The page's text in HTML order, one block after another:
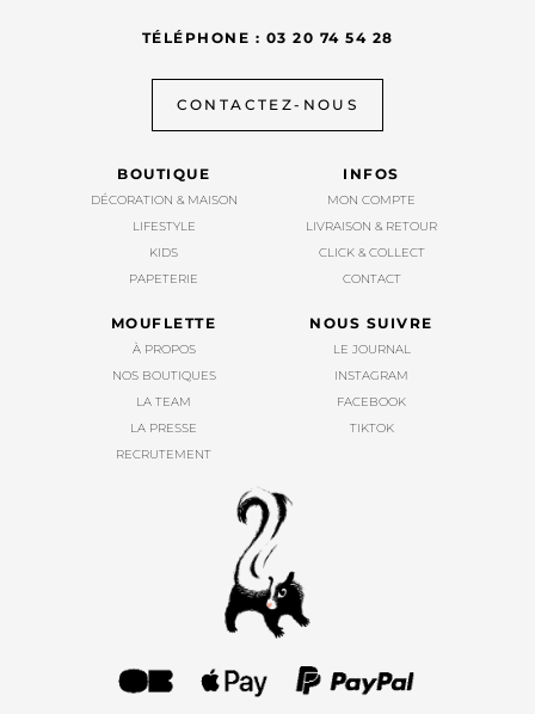
TÉLÉPHONE : 03 20 74 54 28
CONTACTEZ-NOUS
BOUTIQUE
DÉCORATION & MAISON
LIFESTYLE
KIDS
PAPETERIE
INFOS
MON COMPTE
LIVRAISON & RETOUR
CLICK & COLLECT
CONTACT
MOUFLETTE
À PROPOS
NOS BOUTIQUES
LA TEAM
LA PRESSE
RECRUTEMENT
NOUS SUIVRE
LE JOURNAL
INSTAGRAM
FACEBOOK
TIKTOK